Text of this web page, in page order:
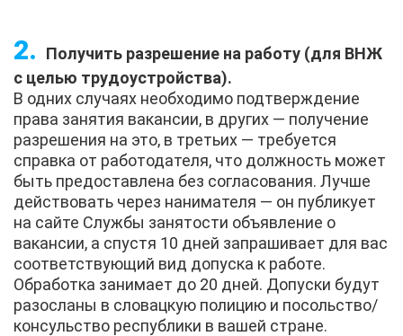
Получить разрешение на работу (для ВНЖ
с целью трудоустройства).
В одних случаях необходимо подтверждение
права занятия вакансии, в других — получение
разрешения на это, в третьих — требуется
справка от работодателя, что должность может
быть предоставлена без согласования. Лучше
действовать через нанимателя — он публикует
на сайте Службы занятости объявление о
вакансии, а спустя 10 дней запрашивает для вас
соответствующий вид допуска к работе.
Обработка занимает до 20 дней. Допуски будут
разосланы в словацкую полицию и посольство/
консульство республики в вашей стране.